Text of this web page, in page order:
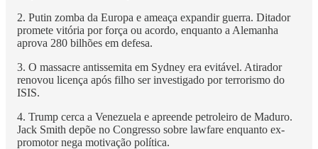
2. Putin zomba da Europa e ameaça expandir guerra. Ditador
promete vitória por força ou acordo, enquanto a Alemanha
aprova 280 bilhões em defesa.
3. O massacre antissemita em Sydney era evitável. Atirador
renovou licença após filho ser investigado por terrorismo do
ISIS.
4. Trump cerca a Venezuela e apreende petroleiro de Maduro.
Jack Smith depõe no Congresso sobre lawfare enquanto ex-
promotor nega motivação política.